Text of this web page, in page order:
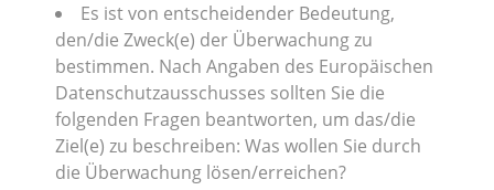
Es ist von entscheidender Bedeutung,
den/die Zweck(e) der Überwachung zu
bestimmen. Nach Angaben des Europäischen
Datenschutzausschusses sollten Sie die
folgenden Fragen beantworten, um das/die
Ziel(e) zu beschreiben: Was wollen Sie durch
die Überwachung lösen/erreichen?